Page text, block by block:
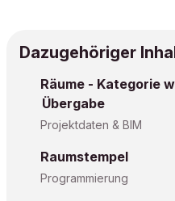
Dazugehöriger
Räume - Kategorie
Übergabe
Projektdaten & BIM
Raumstempel
Programmierung